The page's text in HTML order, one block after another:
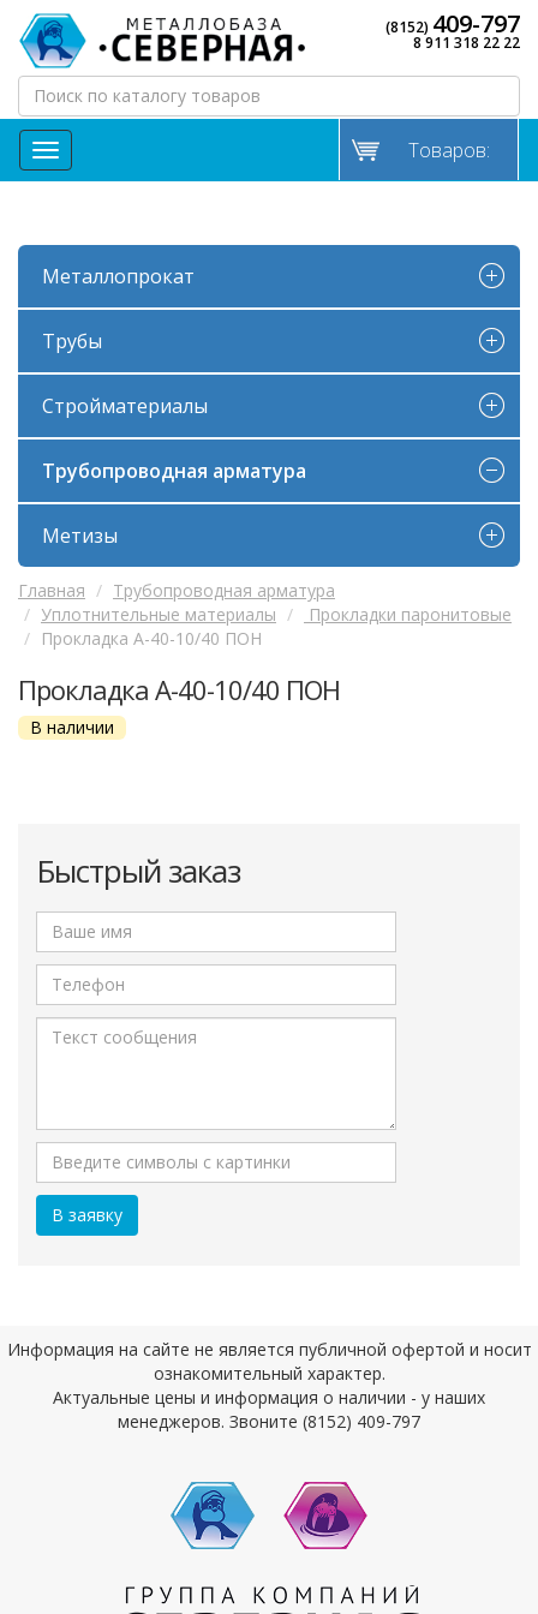
(8152) 409-797
8 911 318 22 22
МЕНЮ Товаров:
Металлопрокат
Трубы
Стройматериалы
Трубопроводная арматура
Метизы
Главная
Трубопроводная арматура
Уплотнительные материалы
Прокладки паронитовые
Прокладка А-40-10/40 ПОН
Прокладка А-40-10/40 ПОН
В наличии
Быстрый заказ
Информация на сайте не является публичной офертой и носит
ознакомительный характер.
Актуальные цены и информация о наличии - у наших
менеджеров. Звоните (8152) 409-797